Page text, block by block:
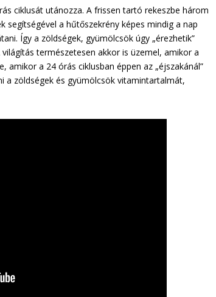
ciklusát utánozza. A frissen tartó rekeszbe három
segítségével a hűtőszekrény képes mindig a nap
Így a zöldségek, gyümölcsök úgy „érezhetik”
természetesen akkor is üzemel, amikor a
amikor a 24 órás ciklusban éppen az „éjszakánál”
a zöldségek és gyümölcsök vitamintartalmát,